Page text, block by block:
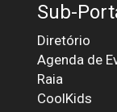
Sub-
Diretório
Agenda de
Raia
CoolKids